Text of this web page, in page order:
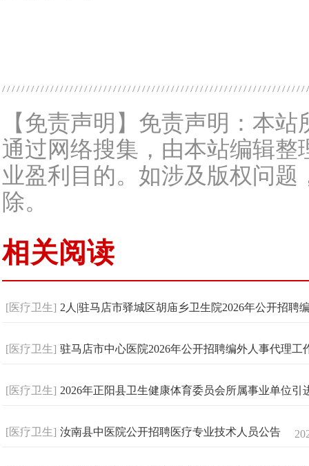
【免责声明】免责声明：本
通过网络搜集，由本站编辑
业盈利目的。如涉及版权问
除。
相关阅读
[医疗卫生] 2人|驻马店市驿城区胡庙乡卫生院2026年公开招聘
[医疗卫生] 驻马店市中心医院2026年公开招聘编外人事代理
[医疗卫生] 2026年正阳县卫生健康体育委员会所属事业单位
[医疗卫生] 汝南县中医院公开招聘医疗专业技术人员公告